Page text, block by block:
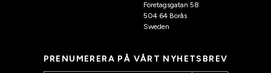
Företagsgatan 58
504 64 Borås
Sweden
PRENUMERERA PÅ VÅRT NYHETSBREV